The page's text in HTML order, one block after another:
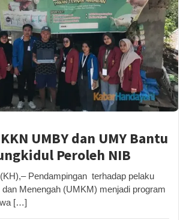
UMBY dan UMY Bantu
Peroleh NIB
Pendampingan terhadap pelaku
Menengah (UMKM) menjadi program
[…]